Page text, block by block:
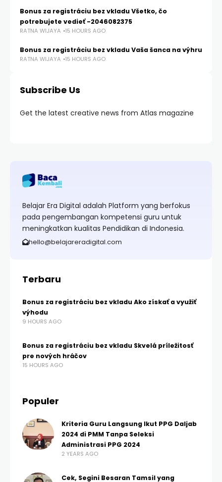
Bonus za registráciu bez vkladu Všetko, čo
potrebujete vedieť -2046082375
RATNA WIJAYA 15 HOURS AGO
Bonus za registráciu bez vkladu Vaša šanca na výhru
RATNA WIJAYA 15 HOURS AGO
Subscribe Us
Get the latest creative news from Atlas magazine
Belajar Era Digital adalah Platform yang berfokus
pada pengembangan kompetensi guru untuk
meningkatkan kualitas Pendidikan di Indonesia.
hello@belajareradigital.com
Terbaru
Bonus za registráciu bez vkladu Ako získať a využiť
výhodu
9 HOURS AGO
Bonus za registráciu bez vkladu Skvelá príležitosť
pre nových hráčov
15 HOURS AGO
Populer
Kriteria Guru Langsung Ikut PPG Daljab
2024 di PMM Tanpa Seleksi
Administrasi PPG 2024
2 YEARS AGO
Cek, Segini Besaran Tamsil yang